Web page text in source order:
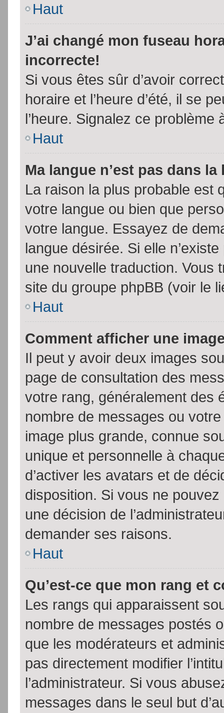
Haut
J’ai changé mon fuseau
incorrecte!
Si vous êtes sûr d’avoir
horaire et l’heure d’été, il se
l’heure. Signalez ce problème
Haut
Ma langue n’est pas dans la
La raison la plus probable est
votre langue ou bien que
votre langue. Essayez de
langue désirée. Si elle
une nouvelle traduction. Vous
site du groupe phpBB (voir le
Haut
Comment afficher une
Il peut y avoir deux images
page de consultation des
votre rang, généralement des
nombre de messages ou
image plus grande, connue
unique et personnelle à
d’activer les avatars et de
disposition. Si vous ne pouvez
une décision de
demander ses raisons.
Haut
Qu’est-ce que mon rang et
Les rangs qui apparaissent
nombre de messages postés
que les modérateurs et
pas directement modifier
l’administrateur. Si vous
messages dans le seul but